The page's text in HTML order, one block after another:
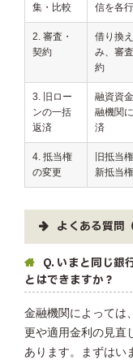
集・比較
信を各
2. 審査・
契約
借り換
み、審
約
3. 旧ロー
ンの一括
返済
融資資
融機関
済
4. 抵当権
の変更
旧抵当
新抵当
よくある質問
Q. いまと同じ銀
とはできますか？
金融機関によっては
更や適用金利の見直
あります。まずはい